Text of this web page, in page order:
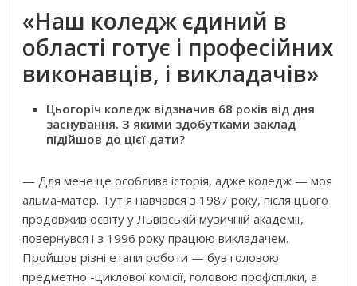
«Наш коледж єдиний в
області готує і професійних
виконавців, і викладачів»
Цьогоріч коледж відзначив 68 років від дня
заснування. З якими здобутками заклад
підійшов до цієї дати?
— Для мене це особлива історія, адже коледж — моя
альма-матер. Тут я навчався з 1987 року, після цього
продовжив освіту у Львівській музичній академії,
повернувся і з 1996 року працюю викладачем.
Пройшов різні етапи роботи — був головою
предметно -циклової комісії, головою профспілки, а